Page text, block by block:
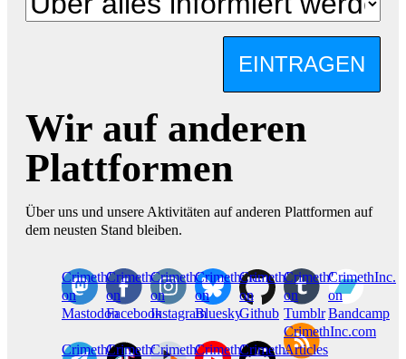
EINTRAGEN
Wir auf anderen
Plattformen
Über uns und unsere Aktivitäten auf anderen Plattformen auf
dem neusten Stand bleiben.
CrimethInc.
on
Mastodon
Crimethinc.
on
Facebook
Crimethinc.
on
Instagram
Crimethinc.
on
Bluesky
CrimethInc.
on
Github
CrimethInc.
on
Tumblr
CrimethInc.
on
Bandcamp
CrimethInc.Crimethinc.CrimethInc.CrimethInc.CrimethInc.
CrimethInc.com
Articles